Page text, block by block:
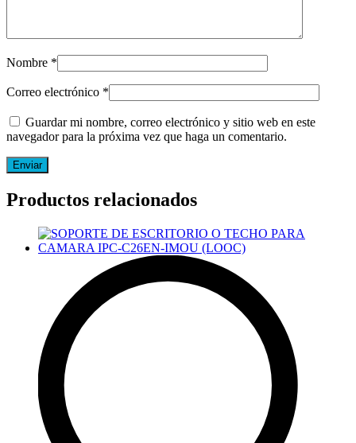
Nombre *
Correo electrónico *
Guardar mi nombre, correo electrónico y sitio web en este
navegador para la próxima vez que haga un comentario.
Productos relacionados